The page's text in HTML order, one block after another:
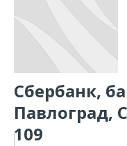
Сбербанк,
Павлоград,
109